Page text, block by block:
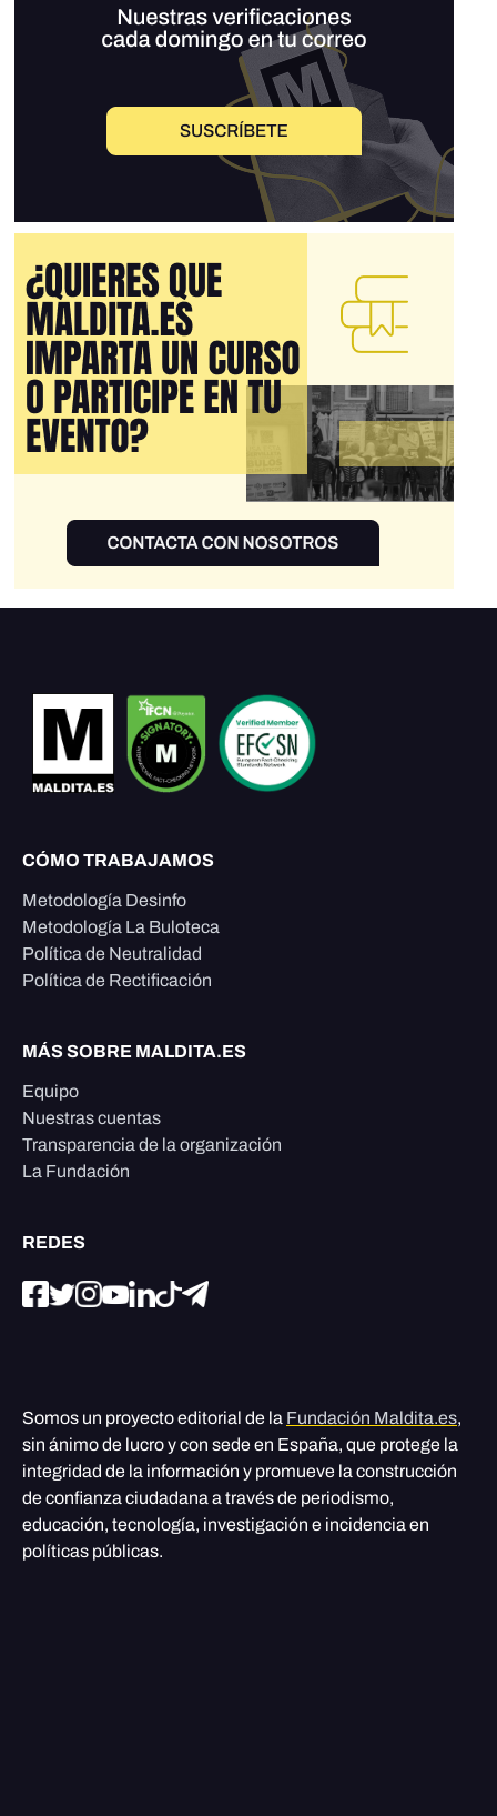
CÓMO TRABAJAMOS
Metodología Desinfo
Metodología La Buloteca
Política de Neutralidad
Política de Rectificación
MÁS SOBRE MALDITA.ES
Equipo
Nuestras cuentas
Transparencia de la organización
La Fundación
REDES
Somos un proyecto editorial de la Fundación Maldita.es,
sin ánimo de lucro y con sede en España, que protege la
integridad de la información y promueve la construcción
de confianza ciudadana a través de periodismo,
educación, tecnología, investigación e incidencia en
políticas públicas.